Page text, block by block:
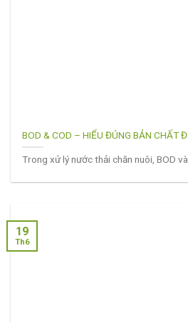
BOD & COD – HIỂU ĐÚNG BẢN CHẤT
Trong xử lý nước thải chăn nuôi, BOD
19
Th6